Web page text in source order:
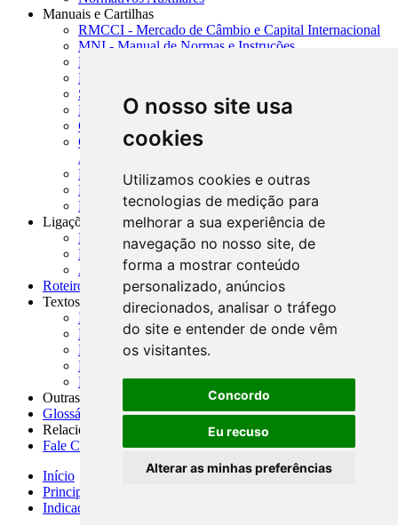
O nosso site usa
cookies
Utilizamos cookies e outras
tecnologias de medição para
melhorar a sua experiência de
navegação no nosso site, de
forma a mostrar conteúdo
personalizado, anúncios
direcionados, analisar o tráfego
do site e entender de onde vêm
os visitantes.
Concordo
Eu recuso
Alterar as minhas preferências
Manuais e Cartilhas
RMCCI - Mercado de Câmbio e Capital Internacional
MNI - Manual de Normas e Instruções
MTVM - Manual de Títulos e Valores Mobiliários
MCR - Manual de Crédito Rural
SISORF - Manual de Organização do SFN
MASUP - Manual de Supervisão Bancária
CADOC - Catálogo de Documentos
CNAE-CONCLA - Classificação Nacional de
Atividades Econômicas
PMF - Cartilhas do BCB
Manuais Auxiliares do BCB e Cosif-e
Resenhas Diárias Governamentais
Ligações Externas
Links Úteis
Presidência da República
Agências Nacionais Reguladoras
Roteiros para Estudos
Textos
Índice de Textos
Editorial
Monografias
Na Imprensa
Fórum de Discussão
Outras ferramentas
Glossário
Relacionamento
Fale Conosco
Início
Principais notícias
Indicadores